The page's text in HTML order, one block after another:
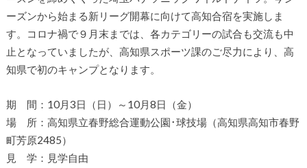
ーズンから始まる新リーグ開幕に向けて高知合宿を実施しま
す。コロナ禍で９月末までは、各カテゴリーの試合も交流も中
止となっていましたが、高知県スポーツ課のご尽力により、高
知県で初のキャンプとなります。
期 間：10月3日（日）～10月8日（金）
場 所：高知県立春野総合運動公園･球技場（高知県高知市春野
町芳原2485）
見 学：見学自由